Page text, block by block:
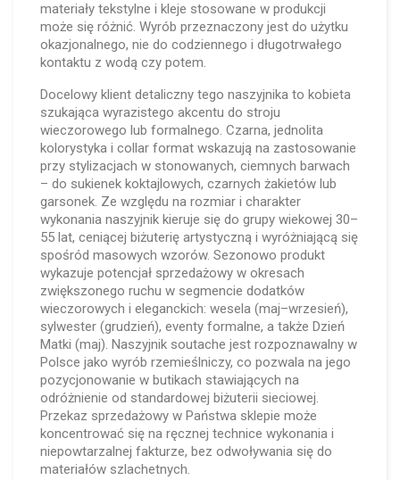
materiały tekstylne i kleje stosowane w produkcji
może się różnić. Wyrób przeznaczony jest do użytku
okazjonalnego, nie do codziennego i długotrwałego
kontaktu z wodą czy potem.
Docelowy klient detaliczny tego naszyjnika to kobieta
szukająca wyrazistego akcentu do stroju
wieczorowego lub formalnego. Czarna, jednolita
kolorystyka i collar format wskazują na zastosowanie
przy stylizacjach w stonowanych, ciemnych barwach
– do sukienek koktajlowych, czarnych żakietów lub
garsonek. Ze względu na rozmiar i charakter
wykonania naszyjnik kieruje się do grupy wiekowej 30–
55 lat, ceniącej biżuterię artystyczną i wyróżniającą się
spośród masowych wzorów. Sezonowo produkt
wykazuje potencjał sprzedażowy w okresach
zwiększonego ruchu w segmencie dodatków
wieczorowych i eleganckich: wesela (maj–wrzesień),
sylwester (grudzień), eventy formalne, a także Dzień
Matki (maj). Naszyjnik soutache jest rozpoznawalny w
Polsce jako wyrób rzemieślniczy, co pozwala na jego
pozycjonowanie w butikach stawiających na
odróżnienie od standardowej biżuterii sieciowej.
Przekaz sprzedażowy w Państwa sklepie może
koncentrować się na ręcznej technice wykonania i
niepowtarzalnej fakturze, bez odwoływania się do
materiałów szlachetnych.